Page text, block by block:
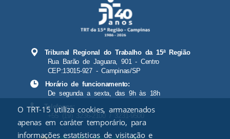
Tribunal Regional do Trabalho da 15ª Região
Rua Barão de Jaguara, 901 - Centro
CEP:13015-927 - Campinas/SP
Horário de funcionamento:
De segunda a sexta, das 9h às 18h
Telefones:
+55 (19) 3236-2100 / 3231-9500
O TRT-15 utiliza cookies, armazenados
apenas em caráter temporário, para
informações estatísticas de visitação e